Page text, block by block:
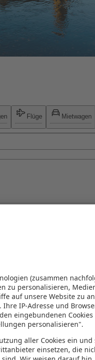
Flüge Mietwagen
Entdecken Sie auf
Schlösser und
Angebote für 2026/